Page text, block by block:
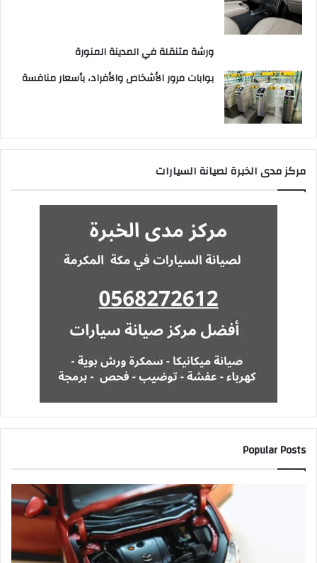
ورشة متنقلة في المدينة المنورة
بوابات مرور الأشخاص والأفراد، بأسعار منافسة
مركز مدى الخبرة لصيانة السيارات
Popular Posts